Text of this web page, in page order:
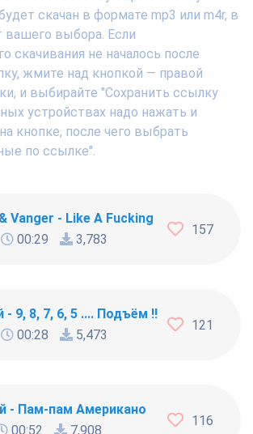
скачан в формате mp3 или m4r, в
вашего выбора. Если
скачивания не началось после
жмите над кнопкой — правой
и выбирайте "Сохранить ссылку
устройствах надо нажать и
кнопке, после чего выбрать
по ссылке".
Vanger - Like A Fucking Newbie
00:29
3,783
157
- 9, 8, 7, 6, 5 .... Подъём !!!
00:28
5,473
121
- Пам-пам Американо
00:52
7,908
116